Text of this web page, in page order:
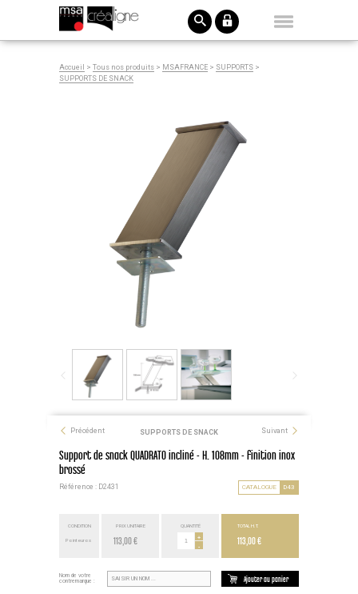
Accueil > Tous nos produits > MSAFRANCE > SUPPORTS >
SUPPORTS DE SNACK
Précédent SUPPORTS DE SNACK Suivant
Support de snack QUADRATO incliné - H. 108mm - finition inox
brossé
Référence : D2431 CATALOGUE D43
CONDITION
Point euros
PRIX UNITAIRE
113,00 €
QUANTITÉ
+
-
TOTAL H.T.
113,00 €
Nom de votre
contremarque :
Ajouter au panier